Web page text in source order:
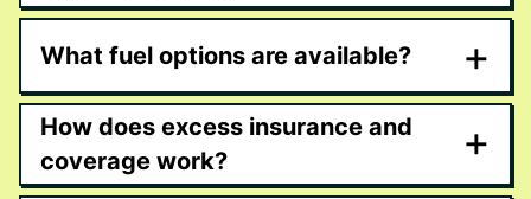
What fuel options are available? +
How does excess insurance and
coverage work?
+